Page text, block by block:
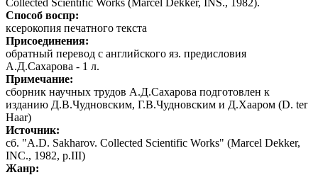
Способ воспр:
ксерокопия печатного текста
Присоединения:
обратный перевод с английского яз. предисловия
А.Д.Сахарова - 1 л.
Примечание:
сборник научных трудов А.Д.Сахарова подготовлен к
изданию Д.В.Чудновским, Г.В.Чудновским и Д.Хааром (D. ter
Haar)
Источник:
сб. "A.D. Sakharov. Collected Scientific Works" (Marcel Dekker,
INC., 1982, p.III)
Жанр: